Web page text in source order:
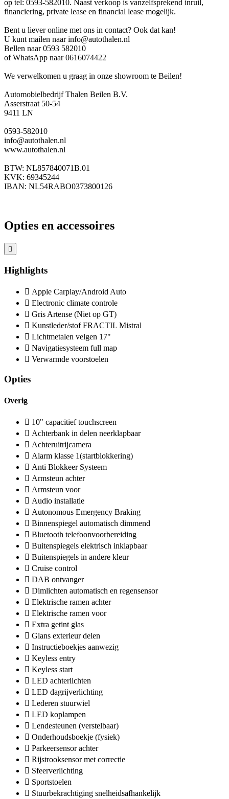
op tel: 0593-582010. Naast verkoop is vanzelfsprekend inruil,
financiering, private lease en financial lease mogelijk.
Bent u liever online met ons in contact? Ook dat kan!
U kunt mailen naar info@autothalen.nl
Bellen naar 0593 582010
of WhatsApp naar 0616074422
We verwelkomen u graag in onze showroom te Beilen!
Automobielbedrijf Thalen Beilen B.V.
Asserstraat 50-54
9411 LN
0593-582010
info@autothalen.nl
www.autothalen.nl
BTW: NL857840071B.01
KVK: 69345244
IBAN: NL54RABO0373800126
Opties en accessoires
Highlights
Apple Carplay/Android Auto
Electronic climate controle
Gris Artense (Niet op GT)
Kunstleder/stof FRACTIL Mistral
Lichtmetalen velgen 17"
Navigatiesysteem full map
Verwarmde voorstoelen
Opties
Overig
10" capacitief touchscreen
Achterbank in delen neerklapbaar
Achteruitrijcamera
Alarm klasse 1(startblokkering)
Anti Blokkeer Systeem
Armsteun achter
Armsteun voor
Audio installatie
Autonomous Emergency Braking
Binnenspiegel automatisch dimmend
Bluetooth telefoonvoorbereiding
Buitenspiegels elektrisch inklapbaar
Buitenspiegels in andere kleur
Cruise control
DAB ontvanger
Dimlichten automatisch en regensensor
Elektrische ramen achter
Elektrische ramen voor
Extra getint glas
Glans exterieur delen
Instructieboekjes aanwezig
Keyless entry
Keyless start
LED achterlichten
LED dagrijverlichting
Lederen stuurwiel
LED koplampen
Lendesteunen (verstelbaar)
Onderhoudsboekje (fysiek)
Parkeersensor achter
Rijstrooksensor met correctie
Sfeerverlichting
Sportstoelen
Stuurbekrachtiging snelheidsafhankelijk